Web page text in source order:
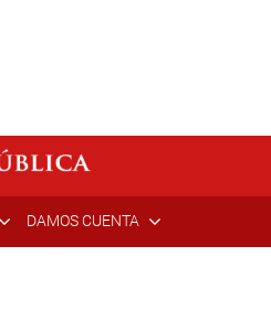
DAMOS CUENTA